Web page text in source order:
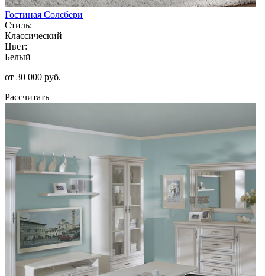
Гостиная Солсбери
Стиль:
Классический
Цвет:
Белый
от 30 000 руб.
Рассчитать